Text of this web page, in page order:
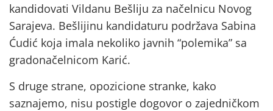
kandidovati Vildanu Bešliju za načelnicu Novog
Sarajeva. Bešlijinu kandidaturu podržava Sabina
Ćudić koja imala nekoliko javnih “polemika” sa
gradonačelnicom Karić.
S druge strane, opozicione stranke, kako
saznajemo, nisu postigle dogovor o zajedničkom